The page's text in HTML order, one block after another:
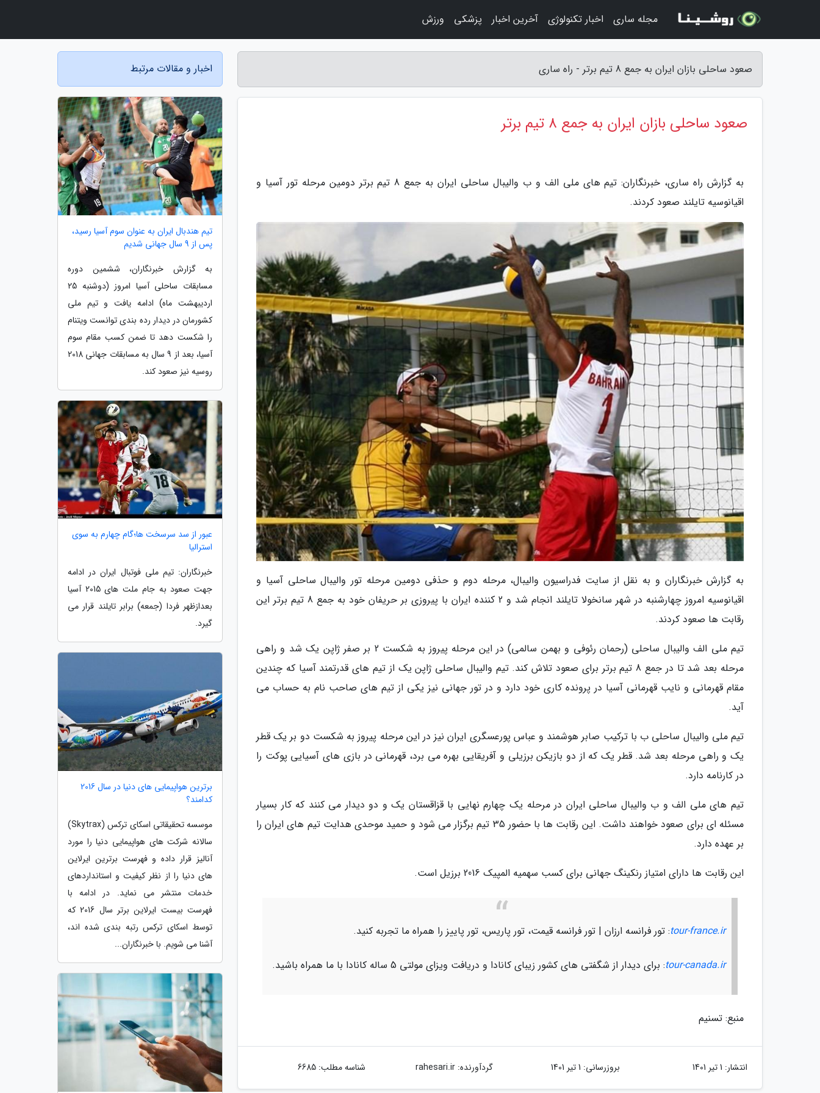
صعود ساحلی بازان ایران به جمع 8 تیم برتر - راه ساری
صعود ساحلی بازان ایران به جمع 8 تیم برتر
به گزارش راه ساری، خبرنگاران: تیم های ملی الف و ب والیبال ساحلی ایران به جمع 8 تیم برتر دومین مرحله تور آسیا و
اقیانوسیه تایلند صعود کردند.
به گزارش خبرنگاران و به نقل از سایت فدراسیون والیبال، مرحله دوم و حذفی دومین مرحله تور والیبال ساحلی آسیا و
اقیانوسیه امروز چهارشنبه در شهر سانخولا تایلند انجام شد و 2 کننده ایران با پیروزی بر حریفان خود به جمع 8 تیم برتر این
رقابت ها صعود کردند.
تیم ملی الف والیبال ساحلی (رحمان رئوفی و بهمن سالمی) در این مرحله پیروز به شکست 2 بر صفر ژاپن یک شد و راهی
مرحله بعد شد تا در جمع 8 تیم برتر برای صعود تلاش کند. تیم والیبال ساحلی ژاپن یک از تیم های قدرتمند آسیا که چندین
مقام قهرمانی و نایب قهرمانی آسیا در پرونده کاری خود دارد و در تور جهانی نیز یکی از تیم های صاحب نام به حساب می
آید.
تیم ملی والیبال ساحلی ب با ترکیب صابر هوشمند و عباس پورعسگری ایران نیز در این مرحله پیروز به شکست دو بر یک قطر
یک و راهی مرحله بعد شد. قطر یک که از دو بازیکن برزیلی و آفریقایی بهره می برد، قهرمانی در بازی های آسیایی پوکت را
در کارنامه دارد.
تیم های ملی الف و ب والیبال ساحلی ایران در مرحله یک چهارم نهایی با قزاقستان یک و دو دیدار می کنند که کار بسیار
مسئله ای برای صعود خواهند داشت. این رقابت ها با حضور 35 تیم برگزار می شود و حمید موحدی هدایت تیم های ایران را
بر عهده دارد.
این رقابت ها دارای امتیاز رنکینگ جهانی برای کسب سهمیه المپیک 2016 برزیل است.
tour-france.ir: تور فرانسه ارزان | تور فرانسه قیمت، تور پاریس، تور پاییز را همراه ما تجربه کنید.
tour-canada.ir: برای دیدار از شگفتی های کشور زیبای کانادا و دریافت ویزای مولتی 5 ساله کانادا با ما همراه باشید.
منبع: تسنیم
انتشار: 1 تیر 1401 بروزرسانی: 1 تیر 1401 گردآورنده:rahesari.ir شناسه مطلب: 6685
اخبار و مقالات مرتبط
تیم هندبال ایران به عنوان سوم آسیا رسید،
پس از 9 سال جهانی شدیم
به گزارش خبرنگاران، ششمین دوره
مسابقات ساحلی آسیا امروز (دوشنبه 25
اردیبهشت ماه) ادامه یافت و تیم ملی
کشورمان در دیدار رده بندی توانست ویتنام
را شکست دهد تا ضمن کسب مقام سوم
آسیا، بعد از 9 سال به مسابقات جهانی 2018
روسیه نیز صعود کند.
عبور از سد سرسخت ها؛گام چهارم به سوی
استرالیا
خبرنگاران: تیم ملی فوتبال ایران در ادامه
جهت صعود به جام ملت های 2015 آسیا
بعدازظهر فردا (جمعه) برابر تایلند قرار می
گیرد.
برترین هواپیمایی های دنیا در سال 2016
کدامند؟
موسسه تحقیقاتی اسکای ترکس (Skytrax)
سالانه شرکت های هواپیمایی دنیا را مورد
آنالیز قرار داده و فهرست برترین ایرلاین
های دنیا را از نظر کیفیت و استانداردهای
خدمات منتشر می نماید. در ادامه با
فهرست بیست ایرلاین برتر سال 2016 که
توسط اسکای ترکس رتبه بندی شده اند،
آشنا می شویم. با خبرنگاران...
مجله ساری اخبار تکنولوژی آخرین اخبار پزشکی ورزش